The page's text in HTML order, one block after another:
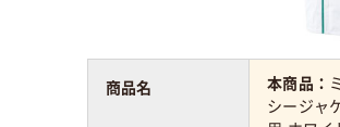
本商品：
シージャ
商品名